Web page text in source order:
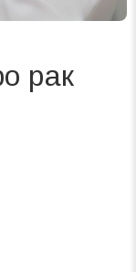
рак